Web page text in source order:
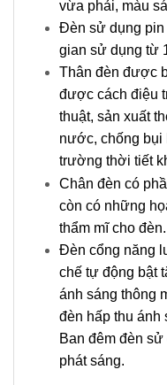
vừa phải, màu
Đèn sử dụng pin
gian sử dụng từ
Thân đèn được
được cách điệu
thuật, sản xuất
nước, chống bụi
trường thời tiết
Chân đèn có
còn có những
thẩm mĩ cho đèn.
Đèn cổng năng
chế tự động bật
ánh sáng thông
đèn hấp thu ánh
Ban đêm đèn
phát sáng.